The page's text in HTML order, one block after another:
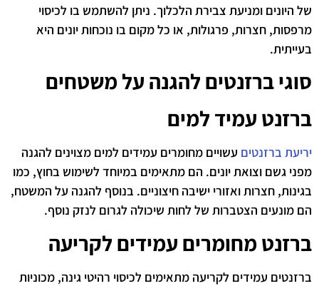
של היונים ומניעת צבירת הלכלוך. ניתן להשתמש בו לכיסוי
מרפסות, חצרות, פרגולות, או כל מקום בו נוכחות יונים היא
בעייתית.
סוגי ברזנטים להגנה על משטחים
ברזנט עמיד למים
יריעת ברזנטים עשויים מחומרים עמידים למים מצוינים להגנה
מפני גשם וצואת יונים. הם מתאימים במיוחד לשימוש בחוץ, כמו
בגינות, חצרות ואזורי ישיבה חיצוניים. בנוסף להגנה על המשטח,
הם מונעים הצטברות של לחות שיכולה לגרום לנזק נוסף.
ברזנט מחומרים עמידים לקריעה
ברזנטים עמידים לקריעה מתאימים לכיסוי רהיטי גינה, מכוניות